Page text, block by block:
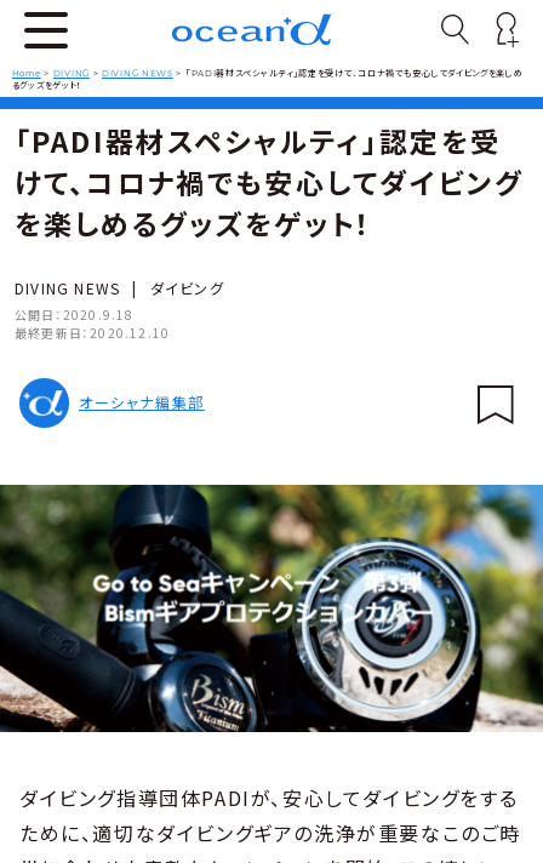
Home > DIVING >DIVING NEWS > 「PADI器材スペシャルティ」認定を受けて、コロナ禍でも安心してダイビングを楽しめ
るグッズをゲット！
「PADI器材スペシャルティ」認定を受
けて、コロナ禍でも安心してダイビング
を楽しめるグッズをゲット！
DIVING NEWS | ダイビング
公開日： 2020.9.18
最終更新日： 2020.12.10
オーシャナ編集部
ダイビング指導団体PADIが、安心してダイビングをする
ために、適切なダイビングギアの洗浄が重要なこのご時